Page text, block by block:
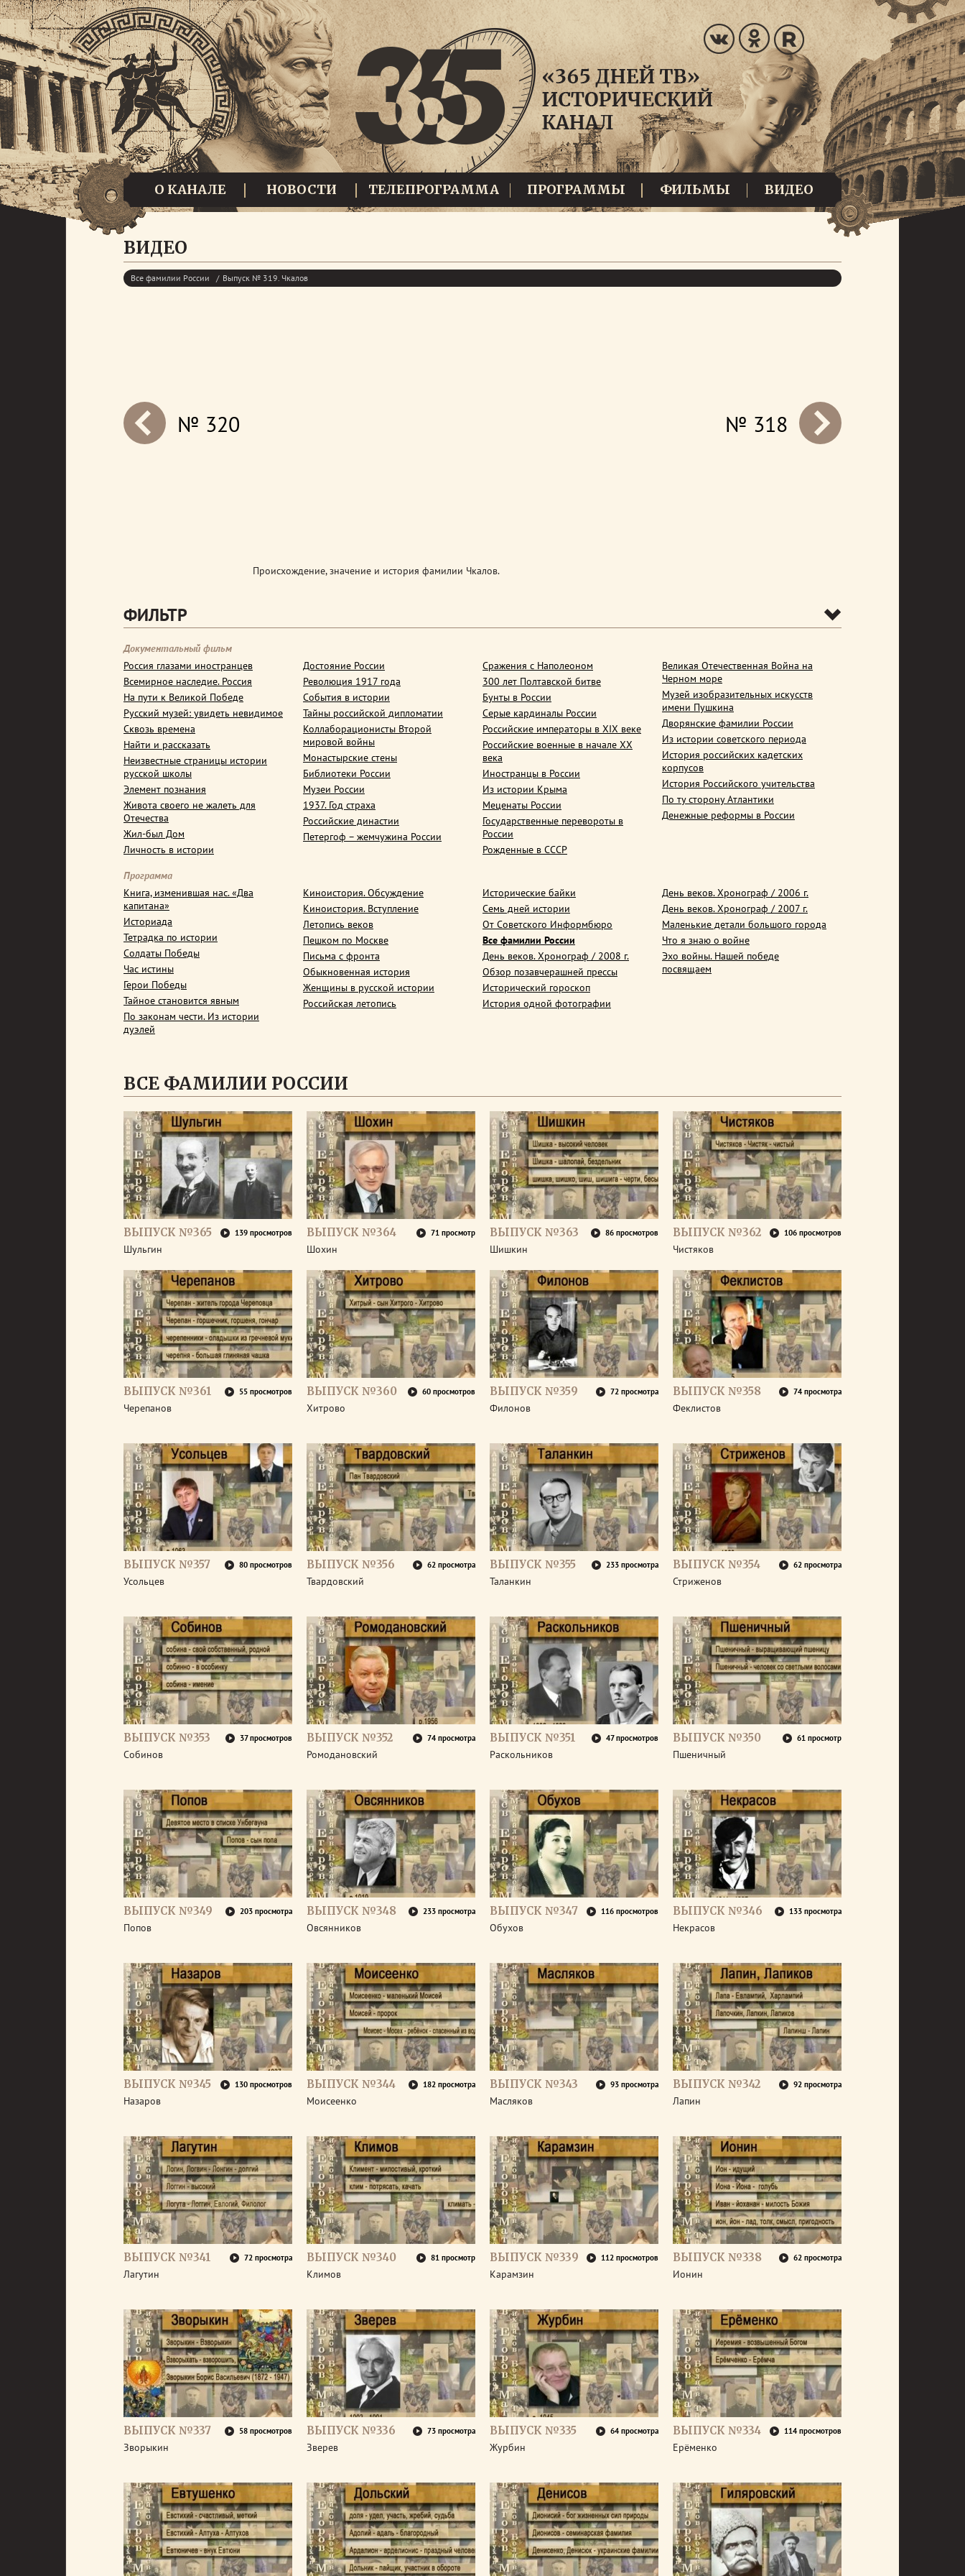
О КАНАЛЕ НОВОСТИ ТЕЛЕПРОГРАММА ПРОГРАММЫ ФИЛЬМЫ ВИДЕО
ВИДЕО
Все фамилии России Выпуск № 319. Чкалов
prev
next № 318
№ 320
Происхождение, значение и история фамилии Чкалов.
ФИЛЬТР
Документальный фильм
Россия глазами иностранцев
Всемирное наследие. Россия
На пути к Великой Победе
Русский музей: увидеть невидимое
Сквозь времена
Найти и рассказать
Неизвестные страницы истории
русской школы
Элемент познания
Живота своего не жалеть для
Отечества
Жил-был Дом
Личность в истории
Достояние России
Революция 1917 года
События в истории
Тайны российской дипломатии
Коллаборационисты Второй
мировой войны
Монастырские стены
Библиотеки России
Музеи России
1937. Год страха
Российские династии
Петергоф – жемчужина России
Сражения с Наполеоном
300 лет Полтавской битве
Бунты в России
Серые кардиналы России
Российские императоры в XIX веке
Российские военные в начале ХХ
века
Иностранцы в России
Из истории Крыма
Меценаты России
Государственные перевороты в
России
Рожденные в СССР
Великая Отечественная Война на
Черном море
Музей изобразительных искусств
имени Пушкина
Дворянские фамилии России
Из истории советского периода
История российских кадетских
корпусов
История Российского учительства
По ту сторону Атлантики
Денежные реформы в России
Программа
Книга, изменившая нас. «Два
капитана»
Историада
Тетрадка по истории
Солдаты Победы
Час истины
Герои Победы
Тайное становится явным
По законам чести. Из истории
дуэлей
Киноистория. Обсуждение
Киноистория. Вступление
Летопись веков
Пешком по Москве
Письма с фронта
Обыкновенная история
Женщины в русской истории
Российская летопись
Исторические байки
Семь дней истории
От Советского Информбюро
Все фамилии России
День веков. Хронограф / 2008 г.
Обзор позавчерашней прессы
Исторический гороскоп
История одной фотографии
День веков. Хронограф / 2006 г.
День веков. Хронограф / 2007 г.
Маленькие детали большого города
Что я знаю о войне
Эхо войны. Нашей победе
посвящаем
ВСЕ ФАМИЛИИ РОССИИ
ВЫПУСК №365 139 просмотров
Шульгин
ВЫПУСК №364 71 просмотр
Шохин
ВЫПУСК №363 86 просмотров
Шишкин
ВЫПУСК №362 106 просмотров
Чистяков
ВЫПУСК №361 55 просмотров
Черепанов
ВЫПУСК №360 60 просмотров
Хитрово
ВЫПУСК №359 72 просмотра
Филонов
ВЫПУСК №358 74 просмотра
Феклистов
ВЫПУСК №357 80 просмотров
Усольцев
ВЫПУСК №356 62 просмотра
Твардовский
ВЫПУСК №355 233 просмотра
Таланкин
ВЫПУСК №354 62 просмотра
Стриженов
ВЫПУСК №353 37 просмотров
Собинов
ВЫПУСК №352 74 просмотра
Ромодановский
ВЫПУСК №351 47 просмотров
Раскольников
ВЫПУСК №350 61 просмотр
Пшеничный
ВЫПУСК №349 203 просмотра
Попов
ВЫПУСК №348 233 просмотра
Овсянников
ВЫПУСК №347 116 просмотров
Обухов
ВЫПУСК №346 133 просмотра
Некрасов
ВЫПУСК №345 130 просмотров
Назаров
ВЫПУСК №344 182 просмотра
Моисеенко
ВЫПУСК №343 93 просмотра
Масляков
ВЫПУСК №342 92 просмотра
Лапин
ВЫПУСК №341 72 просмотра
Лагутин
ВЫПУСК №340 81 просмотр
Климов
ВЫПУСК №339 112 просмотров
Карамзин
ВЫПУСК №338 62 просмотра
Ионин
ВЫПУСК №337 58 просмотров
Зворыкин
ВЫПУСК №336 73 просмотра
Зверев
ВЫПУСК №335 64 просмотра
Журбин
ВЫПУСК №334 114 просмотров
Ерёменко